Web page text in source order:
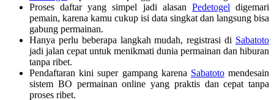
Proses daftar yang simpel jadi alasan Pedetogel digemari
pemain, karena kamu cukup isi data singkat dan langsung bisa
gabung permainan.
Hanya perlu beberapa langkah mudah, registrasi di Sabatoto
jadi jalan cepat untuk menikmati dunia permainan dan hiburan
tanpa ribet.
Pendaftaran kini super gampang karena Sabatotomendesain
sistem BO permainan online yang praktis dan cepat tanpa
proses ribet.